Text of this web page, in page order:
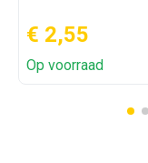
€ 2,55
Op voorraad